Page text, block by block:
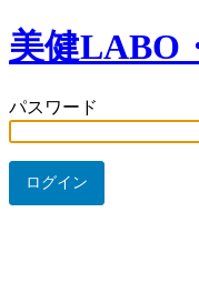
美健LABO
パスワード